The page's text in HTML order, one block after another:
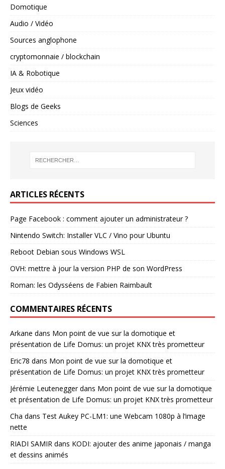
Domotique
Audio / Vidéo
Sources anglophone
cryptomonnaie / blockchain
IA & Robotique
Jeux vidéo
Blogs de Geeks
Sciences
ARTICLES RÉCENTS
Page Facebook : comment ajouter un administrateur ?
Nintendo Switch: Installer VLC / Vino pour Ubuntu
Reboot Debian sous Windows WSL
OVH: mettre à jour la version PHP de son WordPress
Roman: les Odysséens de Fabien Raimbault
COMMENTAIRES RÉCENTS
Arkane dans Mon point de vue sur la domotique et
présentation de Life Domus: un projet KNX très prometteur
Eric78 dans Mon point de vue sur la domotique et
présentation de Life Domus: un projet KNX très prometteur
Jérémie Leuteneggerdans Mon point de vue sur la domotique
et présentation de Life Domus: un projet KNX très prometteur
Cha dans Test Aukey PC-LM1: une Webcam 1080p à l’image
nette
RIADI SAMIR dans KODI: ajouter des anime japonais / manga
et dessins animés